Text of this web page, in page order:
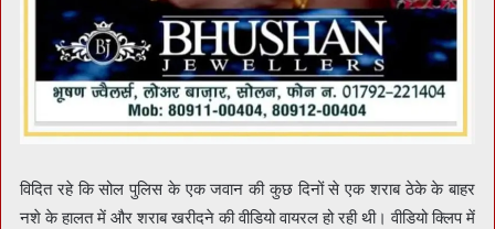
विदित रहे कि सोल पुलिस के एक जवान की कुछ दिनों से एक शराब ठेके के बाहर
नशे के हालत में और शराब खरीदने की वीडियो वायरल हो रही थी। वीडियो क्लिप में